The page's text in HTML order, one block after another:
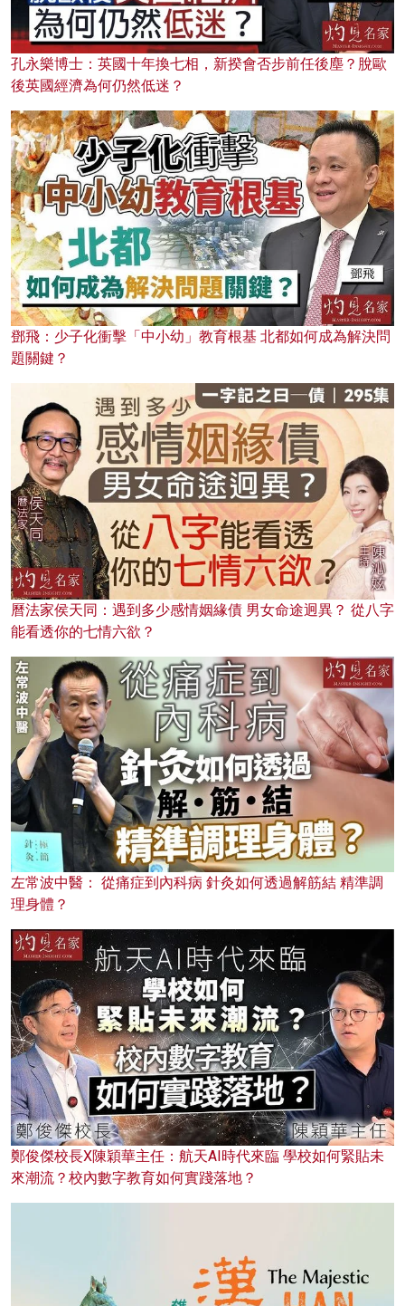
孔永樂博士：英國十年換七相，新揆會否步前任後塵？脫歐
後英國經濟為何仍然低迷？
鄧飛：少子化衝擊「中小幼」教育根基 北都如何成為解決問
題關鍵？
曆法家侯天同：遇到多少感情姻緣債 男女命途迥異？ 從八字
能看透你的七情六欲？
左常波中醫： 從痛症到內科病 針灸如何透過解筋結 精準調
理身體？
鄭俊傑校長X陳穎華主任：航天AI時代來臨 學校如何緊貼未
來潮流？校內數字教育如何實踐落地？